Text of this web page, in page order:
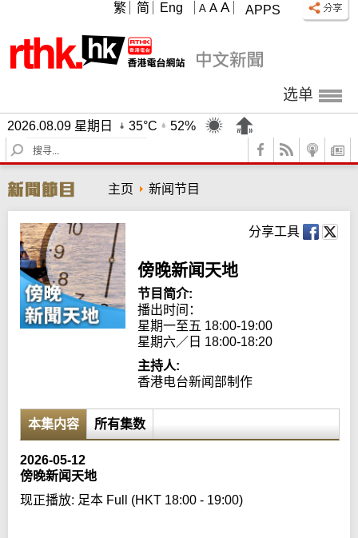
APPS
A A A
繁 简 Eng
选单
2026.08.09 星期日 35°C
52%
S
e
r
c
h
主页 新闻节目
分享工具
傍晚新闻天地
节目简介:
播出时间：
星期一至五 18:00-19:00
星期六／日 18:00-18:20
主持人:
香港电台新闻部制作
本集内容 所有集数
2026-05-12
傍晚新闻天地
现正播放: 足本 Full (HKT 18:00 - 19:00)